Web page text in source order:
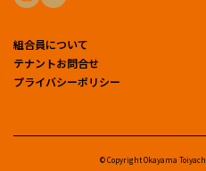
組合員について
テナントお問合せ
プライバシーポリシー
© Copyright Okayama